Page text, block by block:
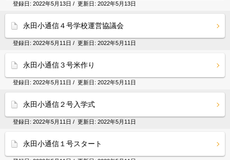
登録日: 2022年5月13日 / 更新日: 2022年5月13日
永田小通信４号学校運営協議会
登録日: 2022年5月11日 / 更新日: 2022年5月11日
永田小通信３号米作り
登録日: 2022年5月11日 / 更新日: 2022年5月11日
永田小通信２号入学式
登録日: 2022年5月11日 / 更新日: 2022年5月11日
永田小通信１号スタート